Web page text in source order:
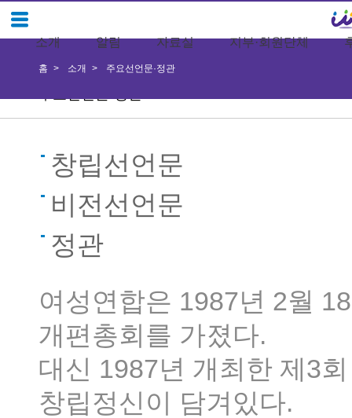
소개 알림 자료실 지부·회원단체
홈 소개 주요선언문·정관
창립선언문
비전선언문
정관
여성연합은 1987년 2월
개편총회를 가졌다.
대신 1987년 개최한 제3
창립정신이 담겨있다.